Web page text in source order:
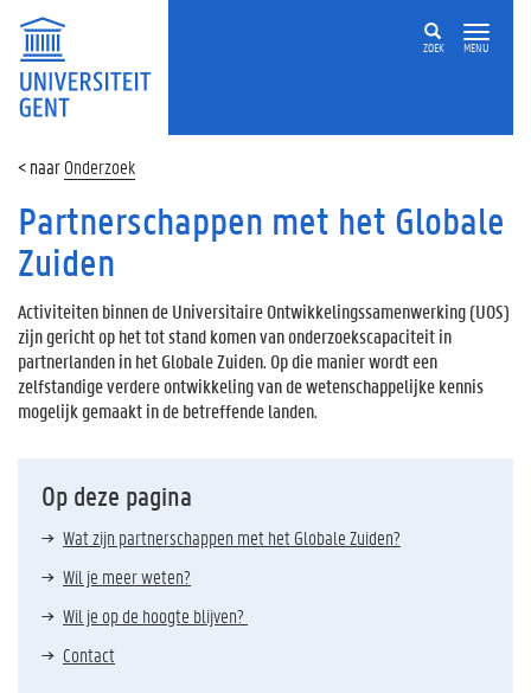
ZOEK MENU
Onderzoek
Partnerschappen met het Globale
Zuiden
Activiteiten binnen de Universitaire Ontwikkelingssamenwerking (UOS)
zijn gericht op het tot stand komen van onderzoekscapaciteit in
partnerlanden in het Globale Zuiden. Op die manier wordt een
zelfstandige verdere ontwikkeling van de wetenschappelijke kennis
mogelijk gemaakt in de betreffende landen.
Op deze pagina
Wat zijn partnerschappen met het Globale Zuiden?
Wil je meer weten?
Wil je op de hoogte blijven?
Contact